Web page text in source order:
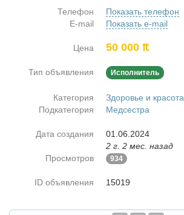
Телефон
Показать телефон
E-mail
Показать e-mail
Цена 50 000 ₶
Тип объявления Исполнитель
Категория
Здоровье и красота
Подкатегория
Медсестра
Дата создания
01.06.2024
2 г. 2 мес. назад
Просмотров
934
ID объявления 15019